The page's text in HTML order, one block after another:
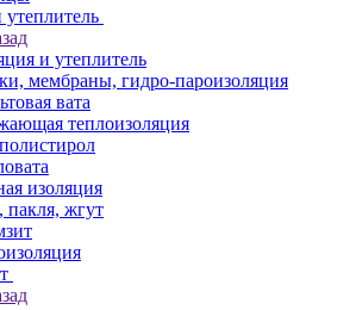
и утеплитель
мембраны, гидро-пароизоляция
вата
теплоизоляция
изоляция
пакля, жгут